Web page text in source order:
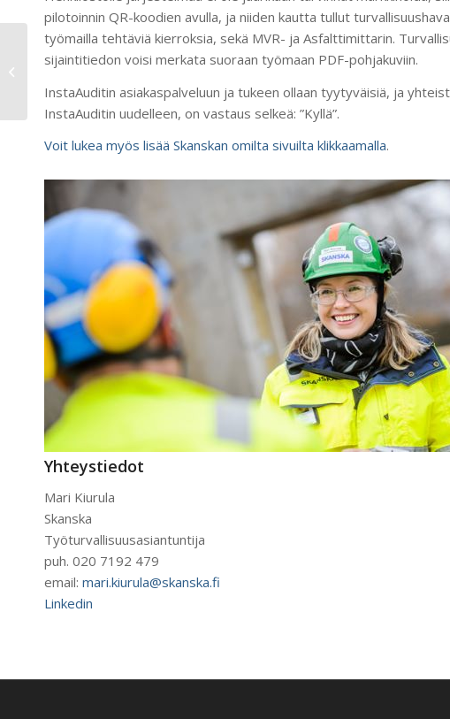
pilotoinnin QR-koodien avulla, ja niiden kautta tullut
työmailla tehtäviä kierroksia, sekä MVR- ja Asfalttimittarin.
sijaintitiedon voisi merkata suoraan työmaan PDF-pohjakuviin.
InstaAuditin asiakaspalveluun ja tukeen ollaan tyytyväisiä, ja
InstaAuditin uudelleen, on vastaus selkeä: ”Kyllä”.
Voit lukea myös lisää Skanskan omilta sivuilta klikkaamalla.
Yhteystiedot
Mari Kiurula
Skanska
Työturvallisuusasiantuntija
puh. 020 7192 479
email: mari.kiurula@skanska.fi
Linkedin
Tuloksellinen
turvallisuuden
kehittäminen